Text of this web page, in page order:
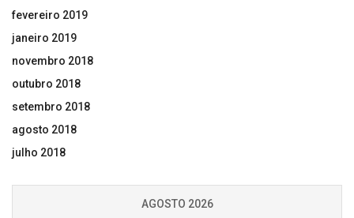
fevereiro 2019
janeiro 2019
novembro 2018
outubro 2018
setembro 2018
agosto 2018
julho 2018
AGOSTO 2026